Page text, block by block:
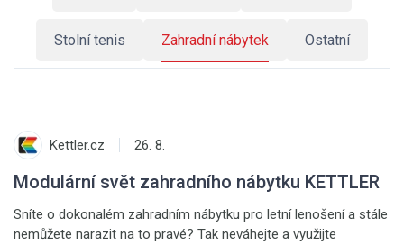
Stolní tenis Zahradní nábytek Ostatní
Kettler.cz 26. 8.
Modulární svět zahradního nábytku KETTLER
Sníte o dokonalém zahradním nábytku pro letní lenošení a stále
nemůžete narazit na to pravé? Tak neváhejte a využijte